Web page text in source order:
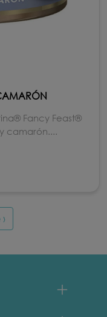
Fancy Feast®
camarón....